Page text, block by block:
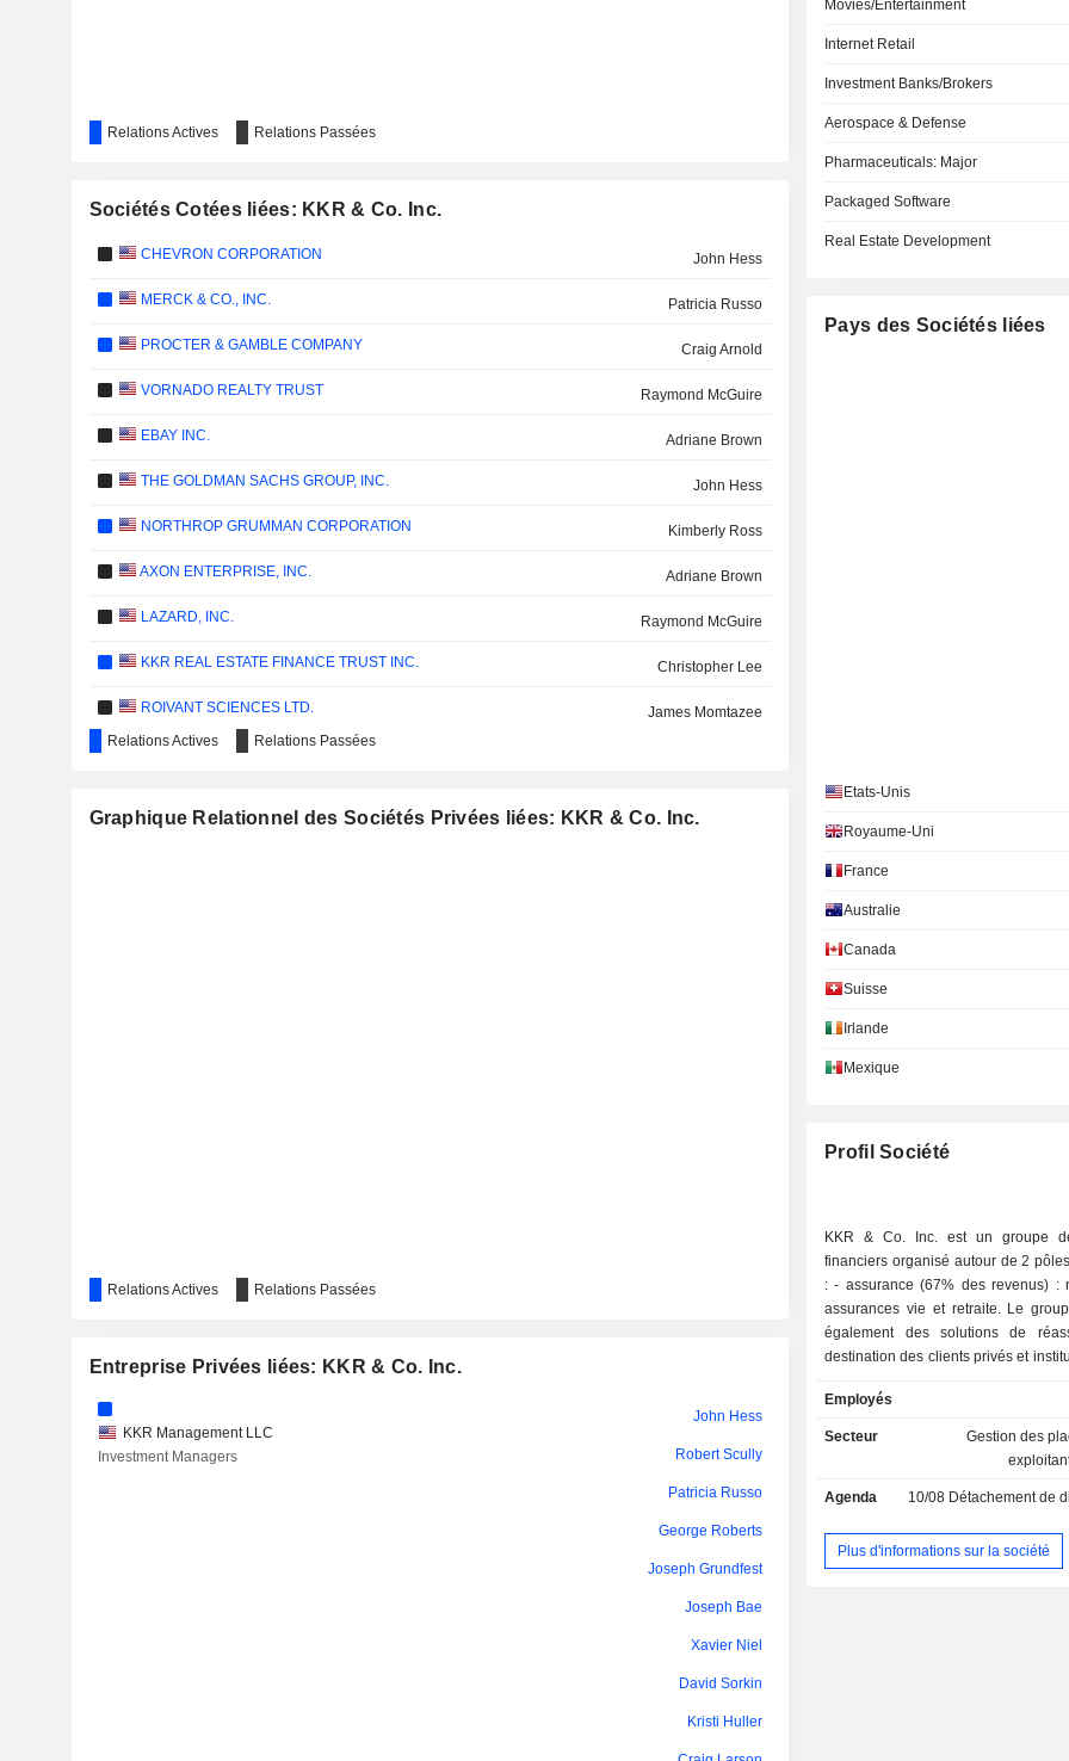
Relations Actives Relations Passées
Sociétés Cotées liées: KKR & Co. Inc.
CHEVRON CORPORATION John Hess
MERCK & CO., INC. Patricia Russo
PROCTER & GAMBLE COMPANY Craig Arnold
VORNADO REALTY TRUST Raymond McGuire
EBAY INC. Adriane Brown
THE GOLDMAN SACHS GROUP, INC. John Hess
NORTHROP GRUMMAN CORPORATION Kimberly Ross
AXON ENTERPRISE, INC. Adriane Brown
LAZARD, INC. Raymond McGuire
KKR REAL ESTATE FINANCE TRUST INC. Christopher Lee
ROIVANT SCIENCES LTD. James Momtazee
UNIBAIL-RODAMCO-WESTFIELD SE
GOODRX HOLDINGS, INC.
CANADIAN PACIFIC KANSAS CITY LIMITED
TERACT
Relations Actives Relations Passées
Graphique Relationnel des Sociétés Privées liées: KKR & Co. Inc.
Relations Actives Relations Passées
Entreprise Privées liées: KKR & Co. Inc.
KKR Management LLC
Investment Managers
John Hess
Robert Scully
Patricia Russo
George Roberts
Joseph Grundfest
Joseph Bae
Xavier Niel
David Sorkin
Kristi Huller
Movies/Entertainment
Internet Retail
Investment Banks/Brokers
Aerospace & Defense
Pharmaceuticals: Major
Packaged Software
Real Estate Development
Pays des Sociétés liées
Etats-Unis
Royaume-Uni
France
Australie
Canada
Suisse
Irlande
Mexique
Profil Société
KKR & Co. Inc. est un groupe
financiers organisé autour de 2
: - assurance (67% des revenus) : notamment
assurances vie et retraite. Le
également des solutions de
destination des clients privés et
capital-investissement, de fonds
crédits alternatifs, d'actifs
d'énergie et d'infrastructures, de
637 572 MUSD d'actifs sous gestion.
Employés
Secteur
Gestion des
Agenda 10/08 Détachement de
Plus d'informations sur la société